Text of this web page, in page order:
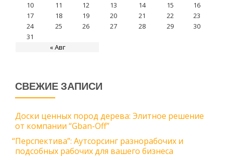
« Авг
10
11 12 13 14 15
16
17
18 19 20 21 22
23
24
25 26 27 28 29
30
31
СВЕЖИЕ ЗАПИСИ
Доски ценных пород дерева: Элитное решение
от компании “Gban-Off”
“Перспектива”: Аутсорсинг разнорабочих и
подсобных рабочих для вашего бизнеса